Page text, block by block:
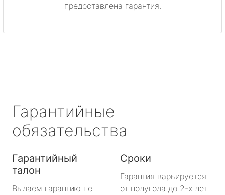
предоставлена гарантия.
Гарантийные
обязательства
Гарантийный
талон
Выдаем гарантию не
Сроки
Гарантия варьируется
от полугода до 2-х лет